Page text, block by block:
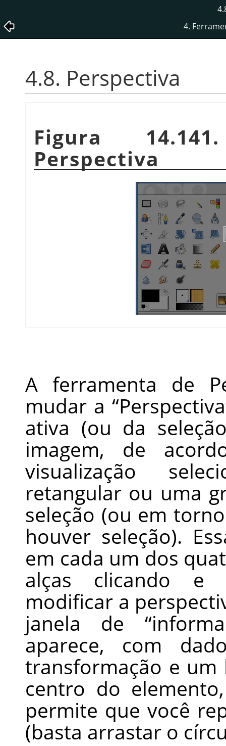
4.
4.8. Perspectiva
Figura
Perspectiva
A ferramenta de
mudar a “Perspectiva
ativa (ou da
imagem, de
visualização
retangular ou uma
seleção (ou em
houver seleção).
em cada um dos
alças clicando e
modificar a
janela de “
aparece, com
transformação e
centro do
permite que você
(basta arrastar o